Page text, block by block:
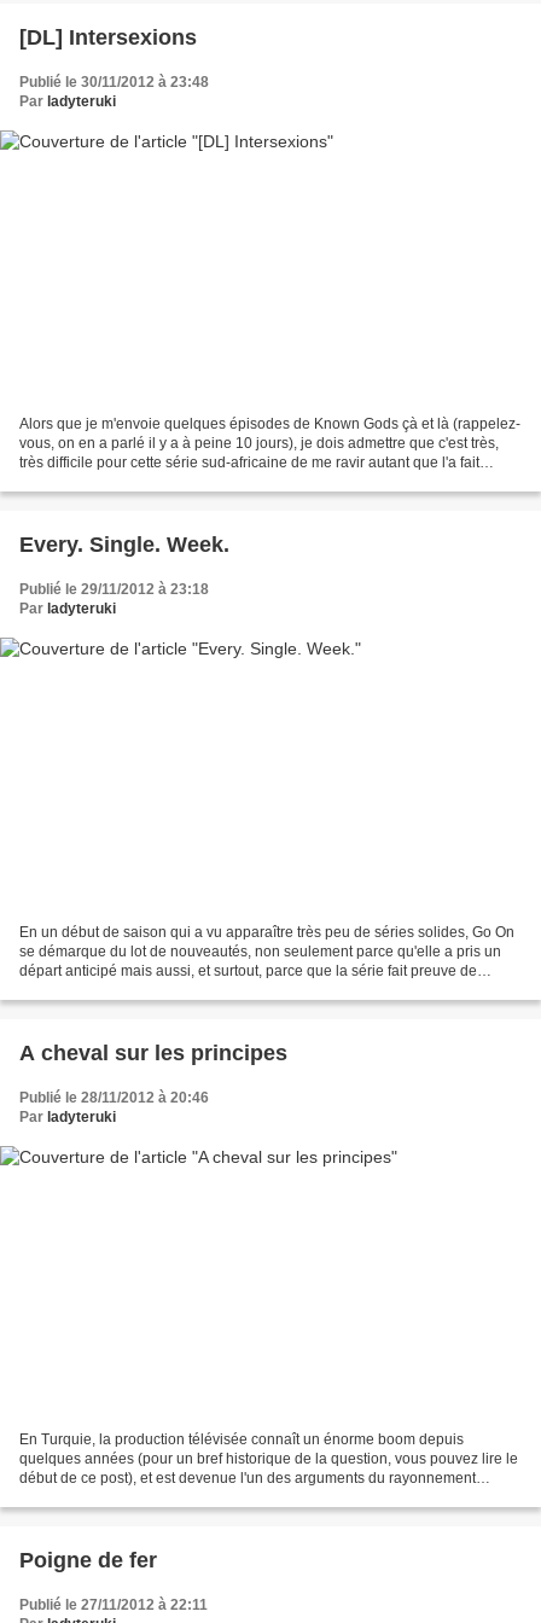
[DL] Intersexions
Publié le 30/11/2012 à 23:48
Par ladyteruki
Alors que je m'envoie quelques épisodes de Known Gods çà et là (rappelez-
vous, on en a parlé il y a à peine 10 jours), je dois admettre que c'est très,
très difficile pour cette série sud-africaine de me ravir autant que l'a fait
Every. Single. Week.
Publié le 29/11/2012 à 23:18
Par ladyteruki
En un début de saison qui a vu apparaître très peu de séries solides, Go On
se démarque du lot de nouveautés, non seulement parce qu'elle a pris un
départ anticipé mais aussi, et surtout, parce que la série fait preuve de
A cheval sur les principes
Publié le 28/11/2012 à 20:46
Par ladyteruki
En Turquie, la production télévisée connaît un énorme boom depuis
quelques années (pour un bref historique de la question, vous pouvez lire le
début de ce post), et est devenue l'un des arguments du rayonnement
Poigne de fer
Publié le 27/11/2012 à 22:11